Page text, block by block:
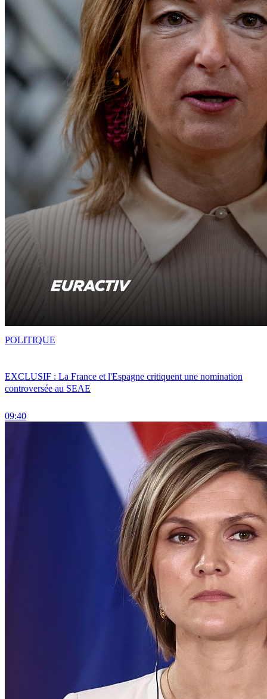
EXCLUSIF : La France et l'Espagne critiquent une nomination
controversée au SEAE
09:40
POLITIQUE